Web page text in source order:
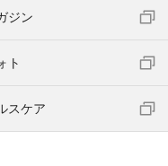
ジン
ト
スケア